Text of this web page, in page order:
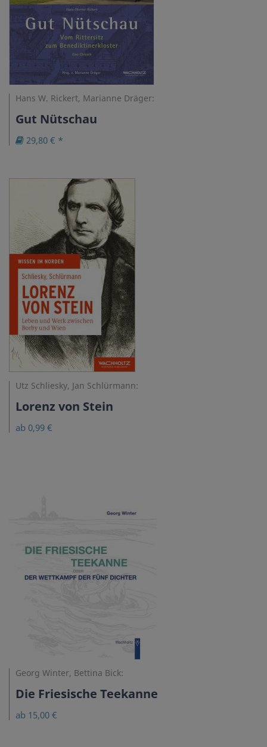
Hans W. Rickert, Marianne Dräger:
Gut Nütschau
29,80 € *
Utz Schliesky, Jan Schlürmann:
Lorenz von Stein
ab 0,99 €
Georg Winter, Bettina Bick:
Die Friesische Teekanne
ab 15,00 €